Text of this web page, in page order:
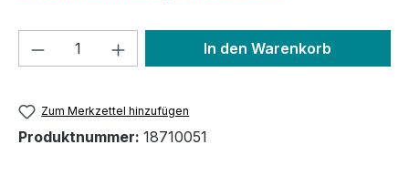
Produkt Anzahl: Gib denIn den Warenkorb
Zum Merkzettel hinzufügen
Produktnummer: 18710051